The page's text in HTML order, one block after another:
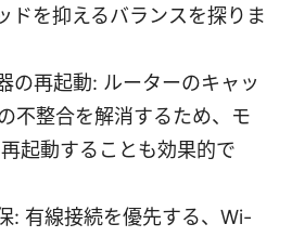
ドを抑えるバランスを探りま
の再起動: ルーターのキャッ
不整合を解消するため、モ
起動することも効果的で
: 有線接続を優先する、Wi-